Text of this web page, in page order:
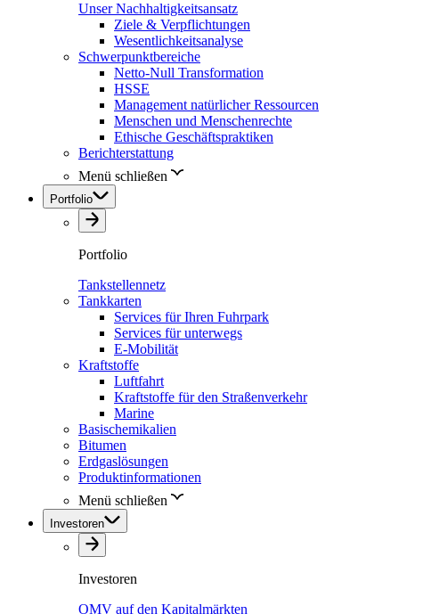
Unser Nachhaltigkeitsansatz
Ziele & Verpflichtungen
Wesentlichkeitsanalyse
Schwerpunktbereiche
Netto-Null Transformation
HSSE
Management natürlicher Ressourcen
Menschen und Menschenrechte
Ethische Geschäftspraktiken
Berichterstattung
Menü schließen
Portfolio
Portfolio
Tankstellennetz
Tankkarten
Services für Ihren Fuhrpark
Services für unterwegs
E-Mobilität
Kraftstoffe
Luftfahrt
Kraftstoffe für den Straßenverkehr
Marine
Basischemikalien
Bitumen
Erdgaslösungen
Produktinformationen
Menü schließen
Investoren
Investoren
OMV auf den Kapitalmärkten